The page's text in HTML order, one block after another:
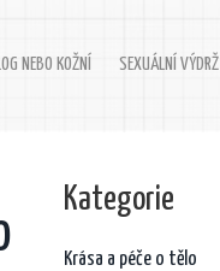
NEBO KOŽNÍ SEXUÁLNÍ VÝDRŽ
Kategorie
Krása a péče o tělo